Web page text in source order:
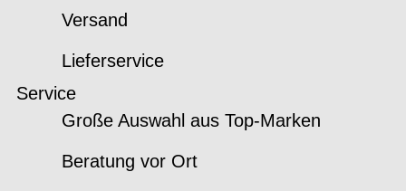
Versand
Lieferservice
Service
Große Auswahl aus Top-Marken
Beratung vor Ort